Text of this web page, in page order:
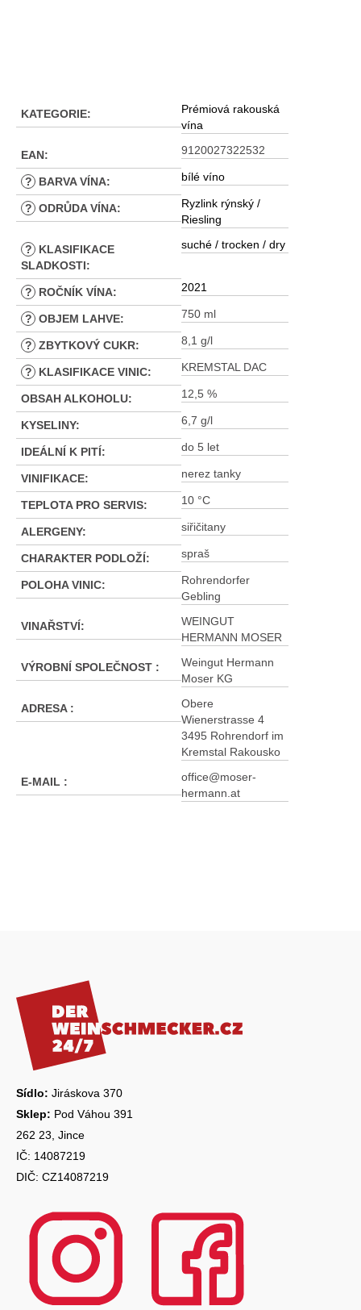
KATEGORIE:
Prémiová rakouská
vína
EAN: 9120027322532
? BARVA VÍNA: bílé víno
? ODRŮDA VÍNA:
Ryzlink rýnský /
Riesling
?
KLASIFIKACE
SLADKOSTI:
suché / trocken / dry
? ROČNÍK VÍNA: 2021
? OBJEM LAHVE: 750 ml
? ZBYTKOVÝ CUKR: 8,1 g/l
? KLASIFIKACE VINIC: KREMSTAL DAC
OBSAH ALKOHOLU: 12,5 %
KYSELINY: 6,7 g/l
IDEÁLNÍ K PITÍ: do 5 let
VINIFIKACE: nerez tanky
TEPLOTA PRO SERVIS: 10 °C
ALERGENY: siřičitany
CHARAKTER PODLOŽÍ: spraš
POLOHA VINIC:
Rohrendorfer
Gebling
VINAŘSTVÍ:
WEINGUT
HERMANN MOSER
VÝROBNÍ SPOLEČNOST :
Weingut Hermann
Moser KG
ADRESA :
Obere
Wienerstrasse 4
3495 Rohrendorf im
Kremstal Rakousko
E-MAIL :
office@moser-
hermann.at
Sídlo: Jiráskova 370
Sklep: Pod Váhou 391
262 23, Jince
IČ: 14087219
DIČ: CZ14087219